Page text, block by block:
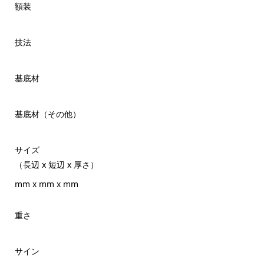
額装
技法
基底材
基底材（その他）
サイズ
（長辺 x 短辺 x 厚さ）
mm x mm x mm
重さ
サイン